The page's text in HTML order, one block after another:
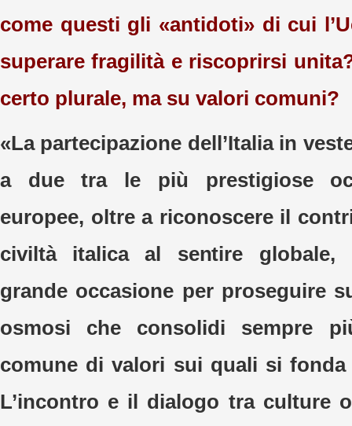
come questi gli «antidoti» di cui
superare fragilità e riscoprirsi
certo plurale, ma su valori comuni?
«La partecipazione dell’Italia in
a due tra le più prestigiose
europee, oltre a riconoscere il
civiltà italica al sentire globale,
grande occasione per proseguire
osmosi che consolidi sempre
comune di valori sui quali si fonda
L’incontro e il dialogo tra culture